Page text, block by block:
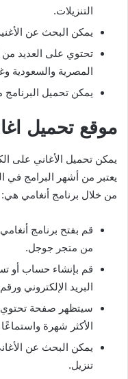
التنزيلات.
يمكن البحث عن
تحتوي على العديد من
المصرية والسعودية
يمكن تحميل
موقع تحميل
يمكن تحميل الأغاني على
يعتبر من أشهر البرامج في
من خلال برنامج أنغامي هي:
قم بفتح برنامج
من متجر جوجل.
قم بإنشاء حساب أو
البريد الإلكتروني
سيتظهر صفحة تحتوي
الأكثر شهرة
يمكن البحث عن
تنزيل.